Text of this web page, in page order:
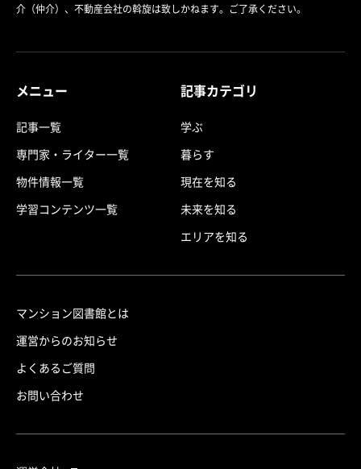
介（仲介）、不動産会社の斡旋は致しかねます。ご了承ください。
メニュー
記事一覧
専門家・ライター一覧
物件情報一覧
学習コンテンツ一覧
記事カテゴリ
学ぶ
暮らす
現在を知る
未来を知る
エリアを知る
マンション図書館とは
運営からのお知らせ
よくあるご質問
お問い合わせ